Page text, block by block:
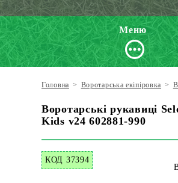
Меню
Головна > Воротарська екіпіровка >
Воротарські рукавиці
Kids v24 602881-990
КОД 37394